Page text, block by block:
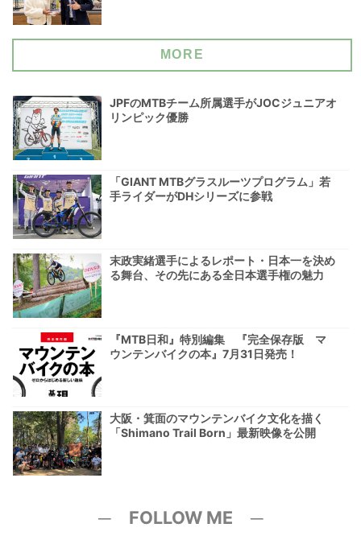
MORE
JPFのMTBチーム所属選手がJOCジュニアオ
リンピック優勝
「GIANT MTBグラスルーツプログラム」若
手ライダーがDHシリーズに参戦
末政実緒選手によるレポート・日本一を決め
る舞台、その先にある全日本選手権の魅力
『MTB日和』特別編集 『完全保存版 マ
ウンテンバイクの本』7月31日発売！
大阪・箕面のマウンテンバイク文化を描く
「Shimano Trail Born」最新映像を公開
─ FOLLOW ME ─